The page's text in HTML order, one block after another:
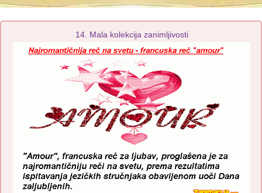
14. Mala kolekcija zanimljivosti